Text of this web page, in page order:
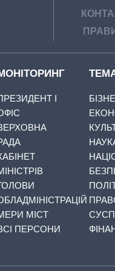
І
МІСТ
ПЕРСОНИ